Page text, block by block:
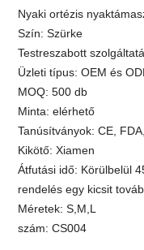
Nyaki ortézis
Szín: Szürke
Testreszabott
Üzleti típus: OEM és
MOQ: 500 db
Minta: elérhető
Tanúsítványok: CE,
Kikötő: Xiamen
Átfutási idő: Körülbelül
rendelés egy kicsit
Méretek: S,M,L
szám: CS004